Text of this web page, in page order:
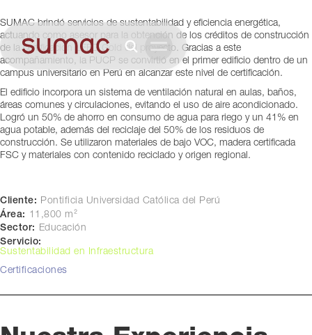
(PUCP)
Lima, Perú
SUMAC brindó servicios de sustentabilidad y eficiencia energética,
actuando como asesor para la obtención de los créditos de construcción
de la certificación LEED Gold del proyecto. Gracias a este
acompañamiento, la PUCP se convirtió en el primer edificio dentro de un
campus universitario en Perú en alcanzar este nivel de certificación.
El edificio incorpora un sistema de ventilación natural en aulas, baños,
áreas comunes y circulaciones, evitando el uso de aire acondicionado.
Logró un 50% de ahorro en consumo de agua para riego y un 41% en
agua potable, además del reciclaje del 50% de los residuos de
construcción. Se utilizaron materiales de bajo VOC, madera certificada
FSC y materiales con contenido reciclado y origen regional.
Cliente: Pontificia Universidad Católica del Perú
Área: 11,800 m²
Sector: Educación
Servicio:
Sustentabilidad en Infraestructura
Certificaciones